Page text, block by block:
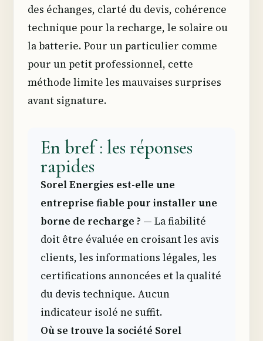
des échanges, clarté du devis, cohérence
technique pour la recharge, le solaire ou
la batterie. Pour un particulier comme
pour un petit professionnel, cette
méthode limite les mauvaises surprises
avant signature.
En bref : les réponses
rapides
Sorel Energies est-elle une
entreprise fiable pour installer une
borne de recharge ? — La fiabilité
doit être évaluée en croisant les avis
clients, les informations légales, les
certifications annoncées et la qualité
du devis technique. Aucun
indicateur isolé ne suffit.
Où se trouve la société Sorel